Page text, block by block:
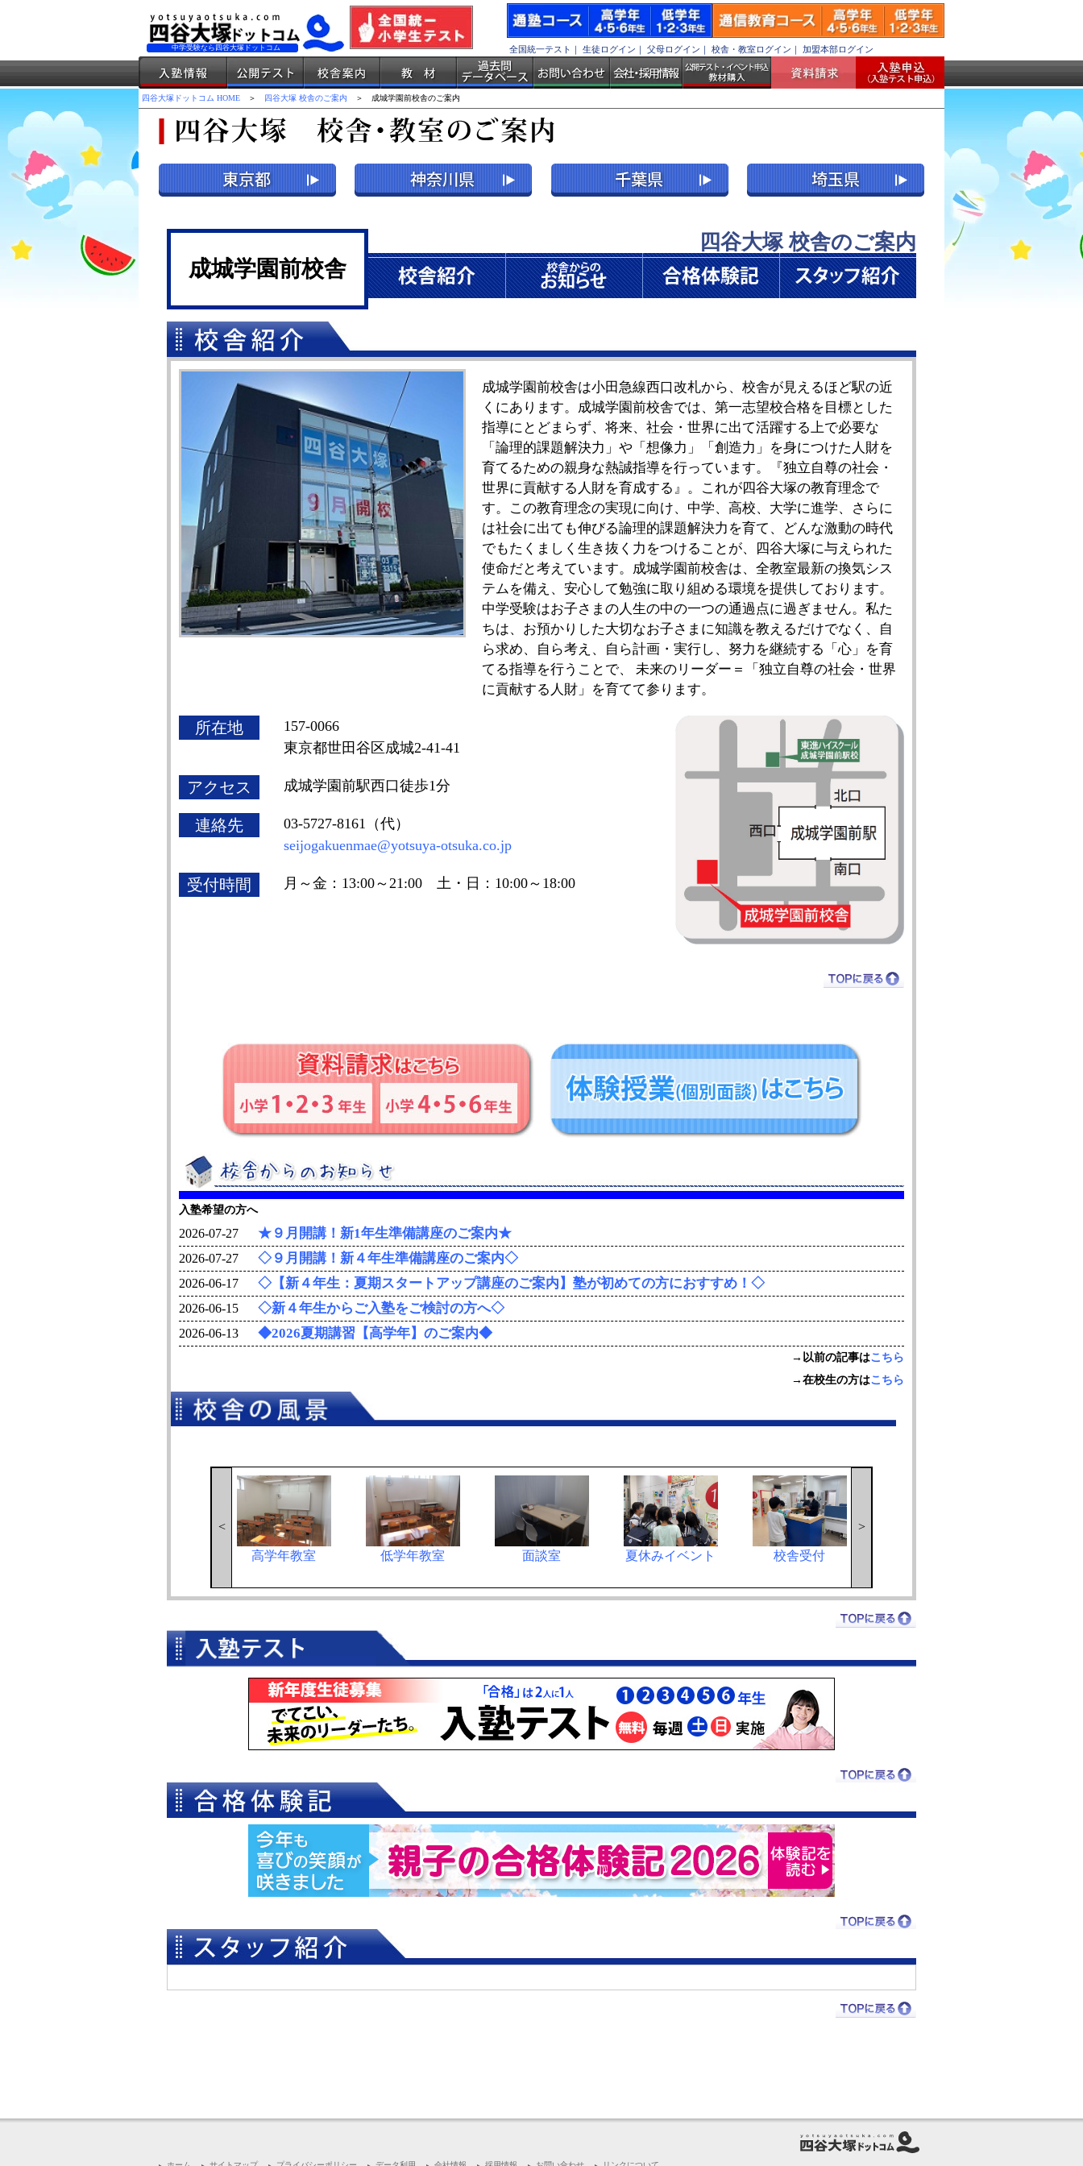
中学受験なら四谷大塚ドットコム 全国統一テスト ｜ 生徒ログイン ｜ 父母ログイン ｜ 校舎・教室ログイン ｜ 加盟本部ログイン
四谷大塚ドットコム HOME ＞ 四谷大塚 校舎のご案内 ＞ 成城学園前校舎のご案内
成城学園前校舎
四谷大塚 校舎のご案内
成城学園前校舎は小田急線西口改札から、校舎が見えるほど駅の近
くにあります。成城学園前校舎では、第一志望校合格を目標とした
指導にとどまらず、将来、社会・世界に出て活躍する上で必要な
「論理的課題解決力」や「想像力」「創造力」を身につけた人財を
育てるための親身な熱誠指導を行っています。『独立自尊の社会・
世界に貢献する人財を育成する』。これが四谷大塚の教育理念で
す。この教育理念の実現に向け、中学、高校、大学に進学、さらに
は社会に出ても伸びる論理的課題解決力を育て、どんな激動の時代
でもたくましく生き抜く力をつけることが、四谷大塚に与えられた
使命だと考えています。成城学園前校舎は、全教室最新の換気シス
テムを備え、安心して勉強に取り組める環境を提供しております。
中学受験はお子さまの人生の中の一つの通過点に過ぎません。私た
ちは、お預かりした大切なお子さまに知識を教えるだけでなく、自
ら求め、自ら考え、自ら計画・実行し、努力を継続する「心」を育
てる指導を行うことで、 未来のリーダー＝「独立自尊の社会・世界
に貢献する人財」を育てて参ります。
所在地
157-0066
東京都世田谷区成城2-41-41
アクセス 成城学園前駅西口徒歩1分
連絡先
03-5727-8161（代）
seijogakuenmae@yotsuya-otsuka.co.jp
受付時間 月～金：13:00～21:00 土・日：10:00～18:00
入塾希望の方へ
2026-07-27 ★９月開講！新1年生準備講座のご案内★
2026-07-27 ◇９月開講！新４年生準備講座のご案内◇
2026-06-17 ◇【新４年生：夏期スタートアップ講座のご案内】塾が初めての方におすすめ！◇
2026-06-15 ◇新４年生からご入塾をご検討の方へ◇
2026-06-13 ◆2026夏期講習【高学年】のご案内◆
→以前の記事はこちら
→在校生の方はこちら
< >
高学年教室 低学年教室 面談室 夏休みイベント 校舎受付
授業風景・国語 質問タイム 3階廊下 高学年教室 低学年教室
夏休みイベント 校舎受付 授業風景・算数 授業風景・国語 質問タイム